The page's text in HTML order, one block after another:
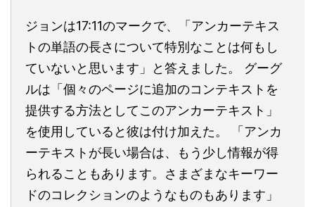
ジョンは17:11のマークで、「アンカーテキス
トの単語の長さについて特別なことは何もし
ていないと思います」と答えました。 グーグ
ルは「個々のページに追加のコンテキストを
提供する方法としてこのアンカーテキスト」
を使用していると彼は付け加えた。 「アンカ
ーテキストが長い場合は、もう少し情報が得
られることもあります。さまざまなキーワー
ドのコレクションのようなものもあります」